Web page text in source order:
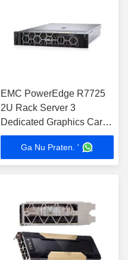
EMC PowerEdge R7725
2U Rack Server 3
Dedicated Graphics Card
voor optimale prestaties
Ga Nu Praten. '